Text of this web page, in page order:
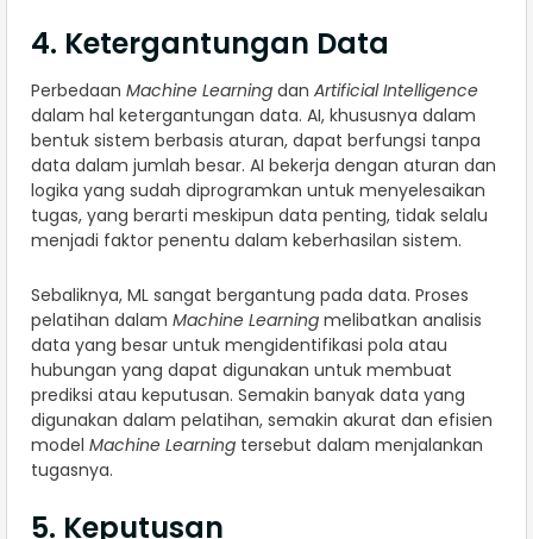
4. Ketergantungan Data
Perbedaan Machine Learning dan Artificial Intelligence
dalam hal ketergantungan data. AI, khususnya dalam
bentuk sistem berbasis aturan, dapat berfungsi tanpa
data dalam jumlah besar. AI bekerja dengan aturan dan
logika yang sudah diprogramkan untuk menyelesaikan
tugas, yang berarti meskipun data penting, tidak selalu
menjadi faktor penentu dalam keberhasilan sistem.
Sebaliknya, ML sangat bergantung pada data. Proses
pelatihan dalam Machine Learning melibatkan analisis
data yang besar untuk mengidentifikasi pola atau
hubungan yang dapat digunakan untuk membuat
prediksi atau keputusan. Semakin banyak data yang
digunakan dalam pelatihan, semakin akurat dan efisien
model Machine Learning tersebut dalam menjalankan
tugasnya.
5. Keputusan